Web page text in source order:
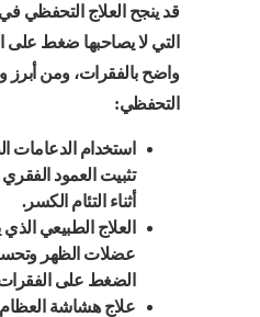
قد ينجح العلاج التحفظي
التي لا يصاحبها ضغط
واضح بالفقرات، ومن أبرز
التحفظي:
استخدام الدعامات
تثبيت العمود
أثناء التئام الكسر.
العلاج الطبيعي
عضلات الظهر
الضغط على
علاج هشاشة العظام